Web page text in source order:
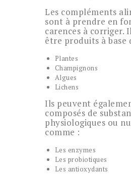
Les compléments
sont à prendre en
carences à corriger.
être produits à base
Plantes
Champignons
Algues
Lichens
Ils peuvent
composés de
physiologiques ou
comme :
Les enzymes
Les probiotiques
Les antioxydants